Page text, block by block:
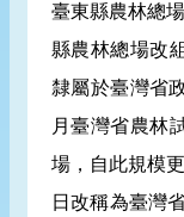
臺東縣農林總
縣農林總場改
隸屬於臺灣省
月臺灣省農林
場，自此規模
日改稱為臺灣